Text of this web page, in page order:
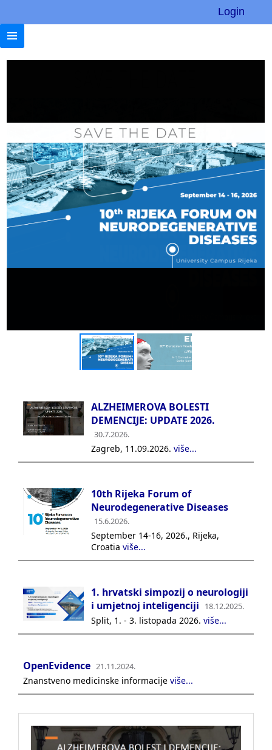
Login
ALZHEIMEROVA BOLESTI
DEMENCIJE: UPDATE 2026.
30.7.2026.
Zagreb, 11.09.2026. više...
10th Rijeka Forum of
Neurodegenerative Diseases
15.6.2026.
September 14-16, 2026., Rijeka,
Croatia više...
1. hrvatski simpozij o neurologiji
i umjetnoj inteligenciji
18.12.2025.
Split, 1. - 3. listopada 2026. više...
OpenEvidence 21.11.2024.
Znanstveno medicinske informacije više...